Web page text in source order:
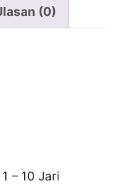
(0)
– 10 Jari